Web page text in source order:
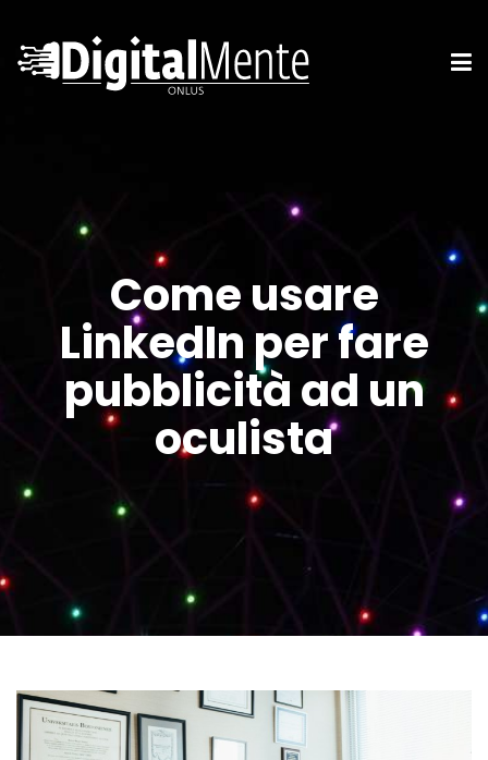
Come usare
LinkedIn per fare
pubblicità ad un
oculista